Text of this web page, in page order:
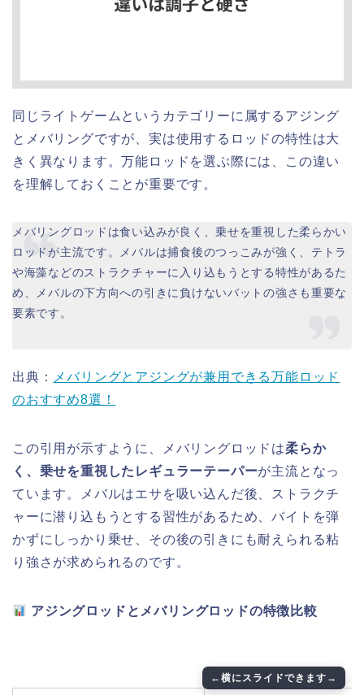
同じライトゲームというカテゴリーに属するアジング
とメバリングですが、実は使用するロッドの特性は大
きく異なります。万能ロッドを選ぶ際には、この違い
を理解しておくことが重要です。
メバリングロッドは食い込みが良く、乗せを重視した柔らかい
ロッドが主流です。メバルは捕食後のつっこみが強く、テトラ
や海藻などのストラクチャーに入り込もうとする特性があるた
め、メバルの下方向への引きに負けないバットの強さも重要な
要素です。
出典：
メバリングとアジングが兼用できる万能ロッド
のおすすめ8選！
この引用が示すように、メバリングロッドは柔らか
く、乗せを重視したレギュラーテーパーが主流となっ
ています。メバルはエサを吸い込んだ後、ストラクチ
ャーに潜り込もうとする習性があるため、バイトを弾
かずにしっかり乗せ、その後の引きにも耐えられる粘
り強さが求められるのです。
アジングロッドとメバリングロッドの特徴比較